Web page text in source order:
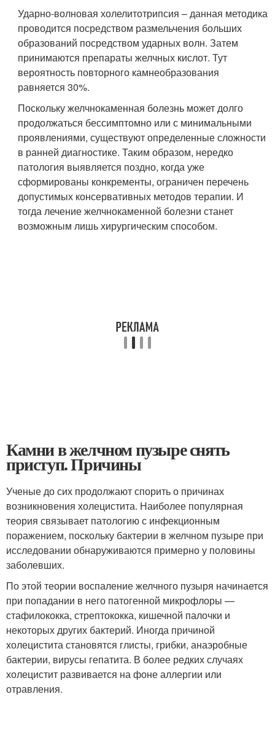
Ударно-волновая холелитотрипсия – данная методика
проводится посредством размельчения больших
образований посредством ударных волн. Затем
принимаются препараты желчных кислот. Тут
вероятность повторного камнеобразования
равняется 30%.
Поскольку желчнокаменная болезнь может долго
продолжаться бессимптомно или с минимальными
проявлениями, существуют определенные сложности
в ранней диагностике. Таким образом, нередко
патология выявляется поздно, когда уже
сформированы конкременты, ограничен перечень
допустимых консервативных методов терапии. И
тогда лечение желчнокаменной болезни станет
возможным лишь хирургическим способом.
Камни в желчном пузыре снять
приступ. Причины
Ученые до сих продолжают спорить о причинах
возникновения холецистита. Наиболее популярная
теория связывает патологию с инфекционным
поражением, поскольку бактерии в желчном пузыре при
исследовании обнаруживаются примерно у половины
заболевших.
По этой теории воспаление желчного пузыря начинается
при попадании в него патогенной микрофлоры —
стафилококка, стрептококка, кишечной палочки и
некоторых других бактерий. Иногда причиной
холецистита становятся глисты, грибки, анаэробные
бактерии, вирусы гепатита. В более редких случаях
холецистит развивается на фоне аллергии или
отравления.